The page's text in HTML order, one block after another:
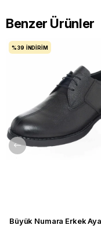
Benzer Ürünler
%39 İNDIRIM